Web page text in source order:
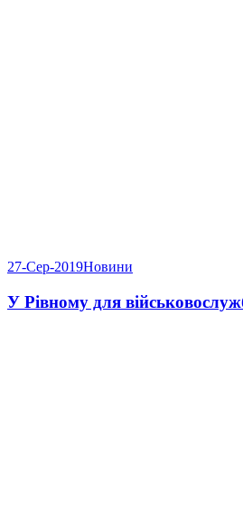
27-Сер-2019Новини
У Рівному для